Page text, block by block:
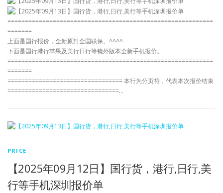
===========================================================
=======
上面是国行报价，全新原封全国联保。^^^^
下面是国行港行苹果及美行日行等镜外版本全新手机报价。
===========================================================
=======
================================= 本行为分页符，代表本次报价结束
================================…
PRICE
【2025年09月12日】国行货，港行,日行,美
行等手机深圳报价单